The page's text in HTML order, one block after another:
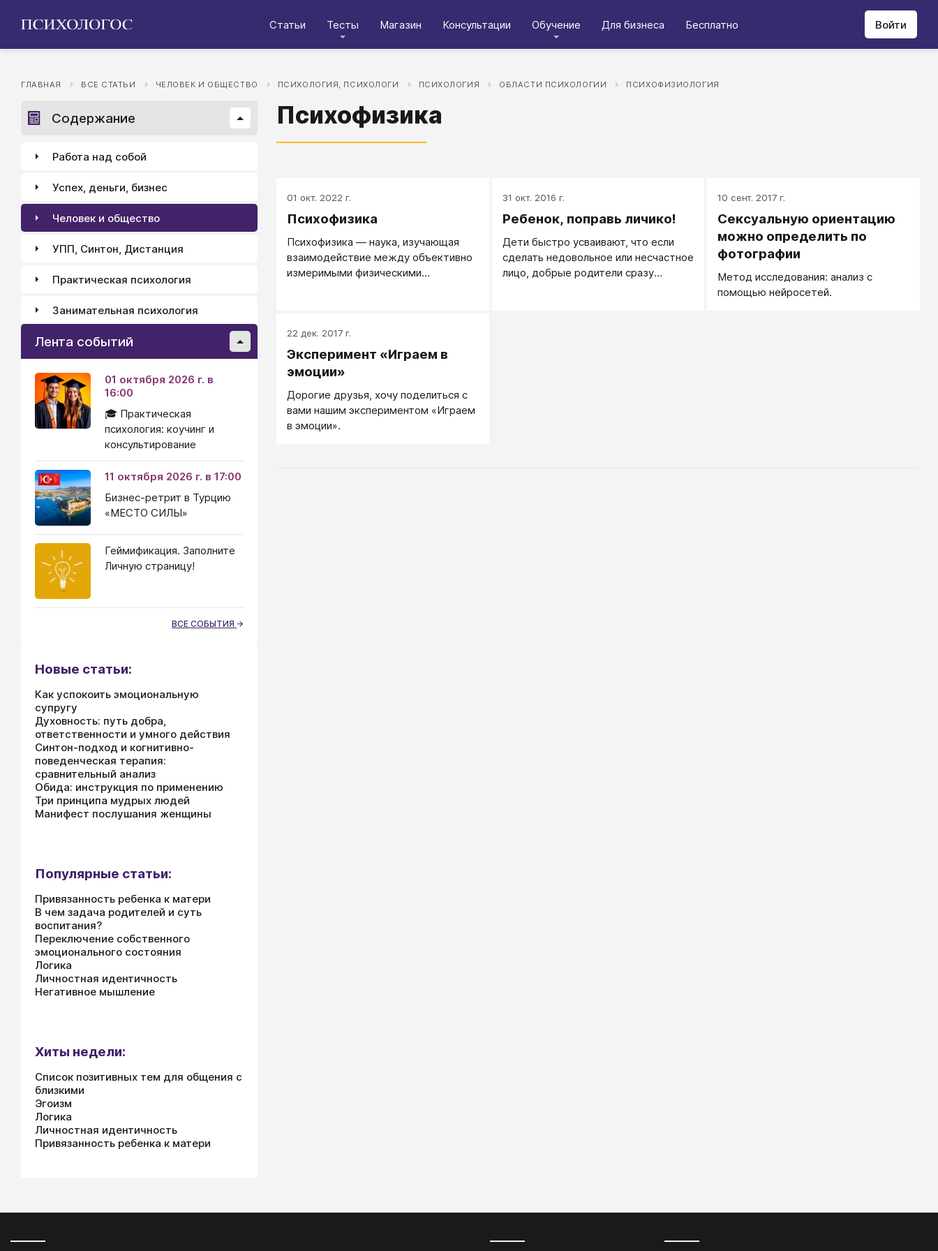
Статьи Тесты Магазин Консультации Обучение Для бизнеса Бесплатно Войти
ГЛАВНАЯ ВСЕ СТАТЬИ ЧЕЛОВЕК И ОБЩЕСТВО ПСИХОЛОГИЯ, ПСИХОЛОГИ ПСИХОЛОГИЯ ОБЛАСТИ ПСИХОЛОГИИ ПСИХОФИЗИОЛОГИЯ
Психофизика
01 окт. 2022 г.
Психофизика
Психофизика — наука, изучающая
взаимодействие между объективно
измеримыми физическими
немецкие исследователи XIX в.
Густав Теодор Фехнер и Эрнст
Генрих Вебер.
31 окт. 2016 г.
Ребенок, поправь личико!
Дети быстро усваивают, что если
сделать недовольное или несчастное
лицо, добрые родители сразу
10 сент. 2017 г.
Сексуальную ориентацию
можно определить по
фотографии
Метод исследования: анализ с
помощью нейросетей.
22 дек. 2017 г.
Эксперимент «Играем в
эмоции»
Дорогие друзья, хочу поделиться с
вами нашим экспериментом «Играем
в эмоции».
Содержание
Работа над собой
Успех, деньги, бизнес
Человек и общество
УПП, Синтон, Дистанция
Практическая психология
Занимательная психология
Лента событий
01 октября 2026 г. в
16:00
🎓 Практическая
психология: коучинг и
консультирование
11 октября 2026 г. в 17:00
Бизнес-ретрит в Турцию
«МЕСТО СИЛЫ»
Геймификация. Заполните
Личную страницу!
ВСЕ СОБЫТИЯ
Новые статьи:
Как успокоить эмоциональную
супругу
Духовность: путь добра,
ответственности и умного действия
Синтон-подход и когнитивно-
поведенческая терапия:
сравнительный анализ
Обида: инструкция по применению
Три принципа мудрых людей
Манифест послушания женщины
Популярные статьи:
Привязанность ребенка к матери
В чем задача родителей и суть
воспитания?
Переключение собственного
эмоционального состояния
Логика
Личностная идентичность
Негативное мышление
Хиты недели:
Список позитивных тем для общения с
близкими
Эгоизм
Логика
Личностная идентичность
Привязанность ребенка к матери